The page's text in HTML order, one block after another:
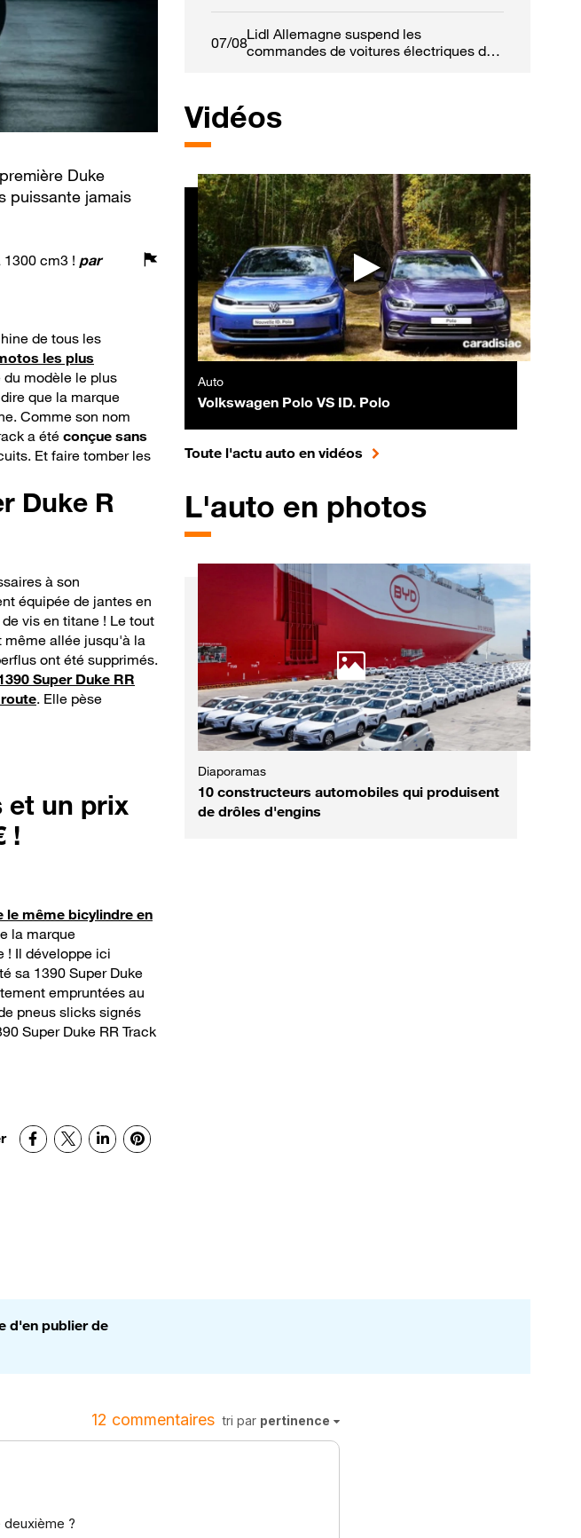
Duke
puissante jamais
1300 cm3 ! par
de tous les
les plus
modèle le plus
que la marque
Comme son nom
a été conçue sans
Et faire tomber les
Duke R
à son
équipée de jantes en
vis en titane ! Le tout
même allée jusqu'à la
ont été supprimés.
Super Duke RR
. Elle pèse
et un prix
!
le même bicylindre en
la marque
! Il développe ici
sa 1390 Super Duke
empruntées au
pneus slicks signés
Super Duke RR Track
Facebook
X LinkedInPinterest
07/08Lidl Allemagne suspend les
commandes de voitures électriques de
Vidéos
Auto
Volkswagen Polo VS ID. Polo
Toute l'actu auto en vidéos pour accéder à toute l'actualité
L'auto en photos
Diaporamas
10 constructeurs automobiles qui produisent
de drôles d'engins
d'en publier de